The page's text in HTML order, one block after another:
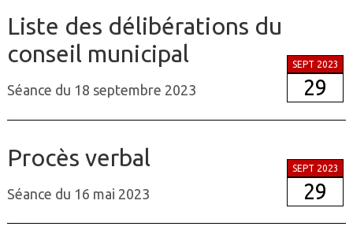
Liste des délibérations du
conseil municipal
Séance du 18 septembre 2023
SEPT 2023
29
Procès verbal
Séance du 16 mai 2023
SEPT 2023
29